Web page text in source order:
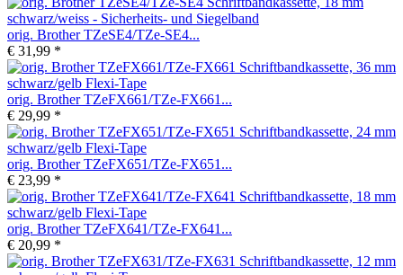
orig. Brother TZeSE4/TZe-SE4...
€ 31,99 *
orig. Brother TZeFX661/TZe-FX661...
€ 29,99 *
orig. Brother TZeFX651/TZe-FX651...
€ 23,99 *
orig. Brother TZeFX641/TZe-FX641...
€ 20,99 *